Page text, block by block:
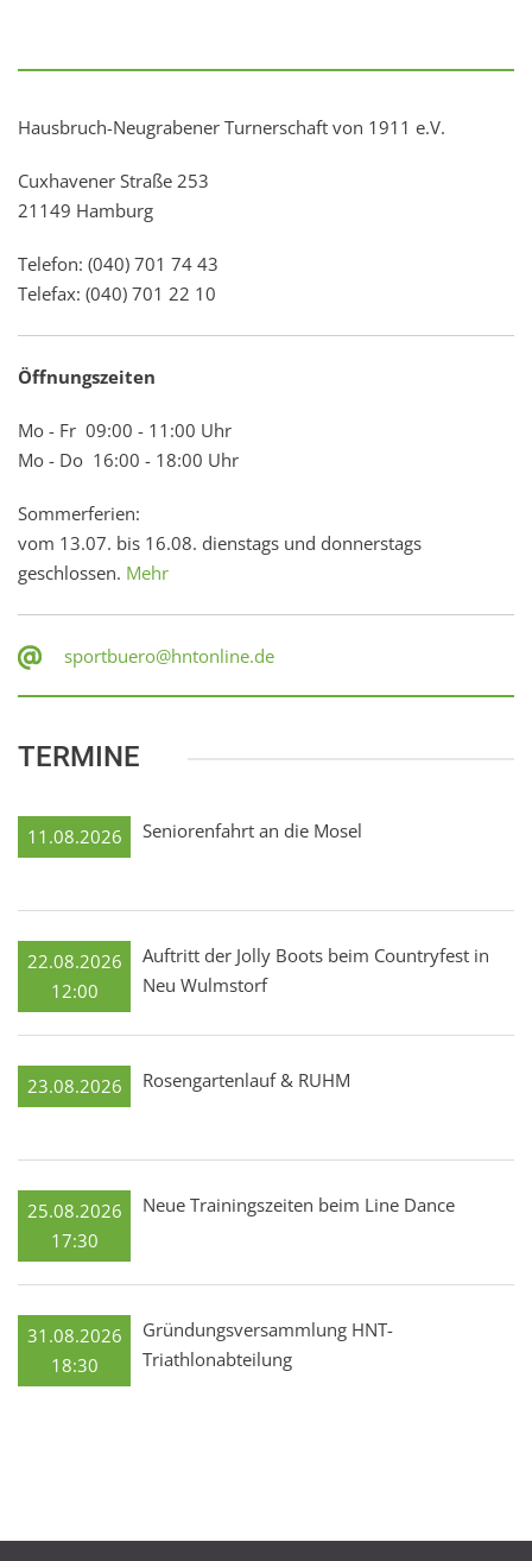
Hausbruch-Neugrabener Turnerschaft von 1911 e.V.
Cuxhavener Straße 253
21149 Hamburg
Telefon: (040) 701 74 43
Telefax: (040) 701 22 10
Öffnungszeiten
Mo - Fr 09:00 - 11:00 Uhr
Mo - Do 16:00 - 18:00 Uhr
Sommerferien:
vom 13.07. bis 16.08. dienstags und donnerstags
geschlossen. Mehr
sportbuero@hntonline.de
TERMINE
11.08.2026 Seniorenfahrt an die Mosel
22.08.2026
12:00
Auftritt der Jolly Boots beim Countryfest in
Neu Wulmstorf
23.08.2026 Rosengartenlauf & RUHM
25.08.2026
17:30
Neue Trainingszeiten beim Line Dance
31.08.2026
18:30
Gründungsversammlung HNT-
Triathlonabteilung